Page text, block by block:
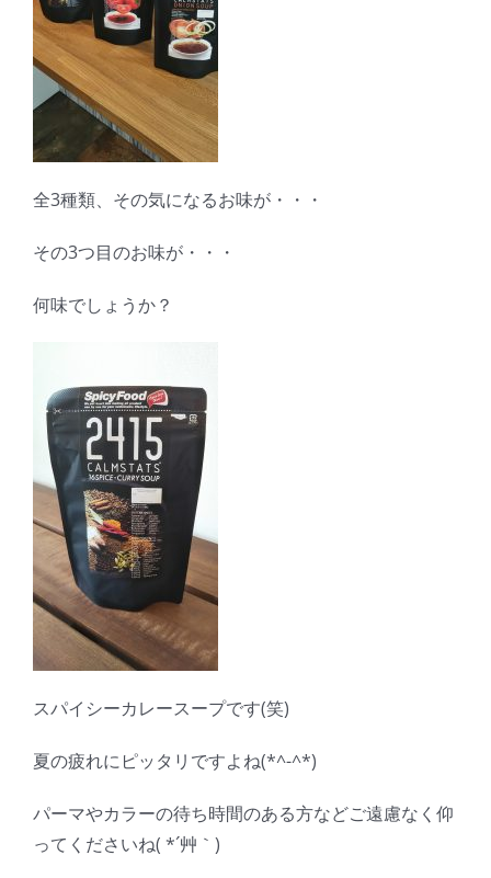
全3種類、その気になるお味が・・・
その3つ目のお味が・・・
何味でしょうか？
スパイシーカレースープです(笑)
夏の疲れにピッタリですよね(*^-^*)
パーマやカラーの待ち時間のある方などご遠慮なく仰
ってくださいね( *´艸｀)